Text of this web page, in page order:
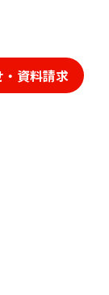
・資料請求